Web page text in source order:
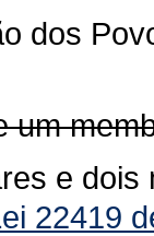
dos
um
e
22419